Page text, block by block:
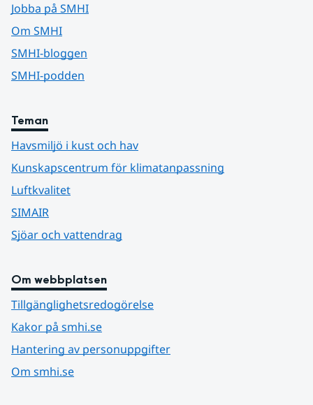
Jobba på SMHI
Om SMHI
SMHI-bloggen
SMHI-podden
Teman
Havsmiljö i kust och hav
Kunskapscentrum för klimatanpassning
Luftkvalitet
SIMAIR
Sjöar och vattendrag
Om webbplatsen
Tillgänglighetsredogörelse
Kakor på smhi.se
Hantering av personuppgifter
Om smhi.se